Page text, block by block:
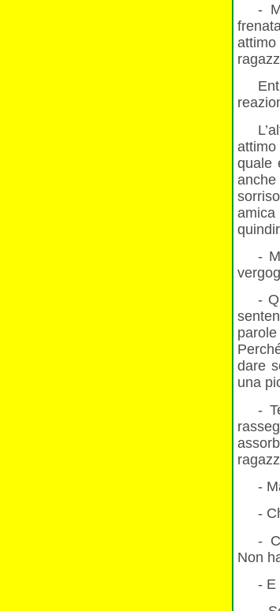
-
quale
quindi
-
-
dare
una
-
-
-
-
Non
- E